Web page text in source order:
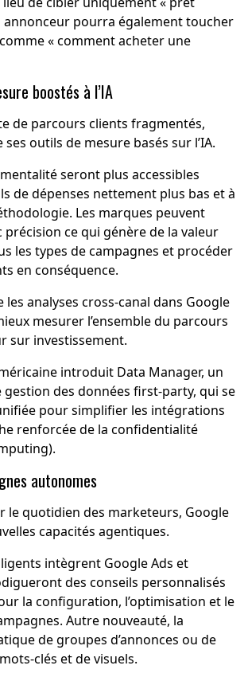
annonceur pourra également toucher
« comment acheter une
boostés à l’IA
de parcours clients fragmentés,
outils de mesure basés sur l’IA.
seront plus accessibles
de dépenses nettement plus bas et à
Les marques peuvent
ce qui génère de la valeur
les types de campagnes et procéder
en conséquence.
les analyses cross-canal dans Google
mesurer l’ensemble du parcours
sur investissement.
introduit Data Manager, un
gestion des données first-party, qui se
pour simplifier les intégrations
renforcée de la confidentialité
autonomes
le quotidien des marketeurs, Google
capacités agentiques.
intègrent Google Ads et
des conseils personnalisés
la configuration, l’optimisation et le
Autre nouveauté, la
de groupes d’annonces ou de
clés et de visuels.